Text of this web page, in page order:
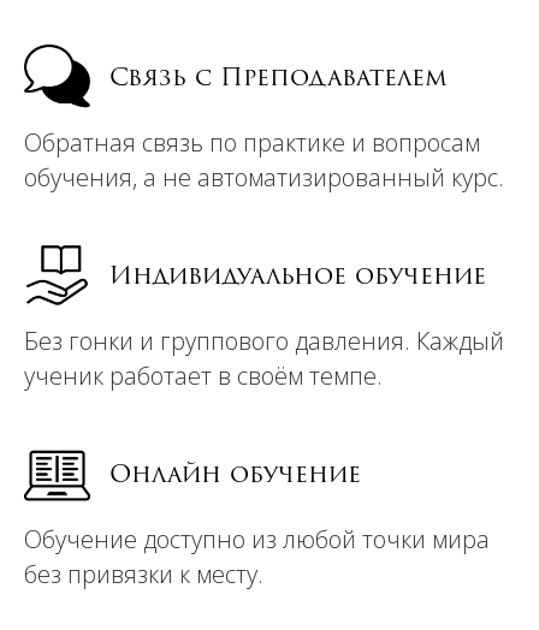
Связь с Преподавателем
Обратная связь по практике и вопросам
обучения, а не автоматизированный курс.
Индивидуальное обучение
Без гонки и группового давления. Каждый
ученик работает в своём темпе.
Онлайн обучение
Обучение доступно из любой точки мира
без привязки к месту.